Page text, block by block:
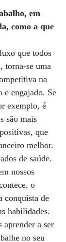
em
como a que
que todos
torna-se uma
na
e engajado. Se
exemplo, é
são mais
que
melhor.
de saúde.
nossos
o
conquista de
habilidades.
aprender a ser
no seu